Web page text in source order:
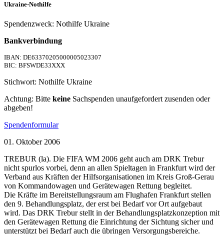
Ukraine-Nothilfe
Spendenzweck: Nothilfe Ukraine
Bankverbindung
IBAN: DE63370205000005023307
BIC: BFSWDE33XXX
Stichwort: Nothilfe Ukraine
Achtung: Bitte keine Sachspenden unaufgefordert zusenden oder
abgeben!
Spendenformular
01. Oktober 2006
TREBUR (la). Die FIFA WM 2006 geht auch am DRK Trebur
nicht spurlos vorbei, denn an allen Spieltagen in Frankfurt wird der
Verband aus Kräften der Hilfsorganisationen im Kreis Groß-Gerau
von Kommandowagen und Gerätewagen Rettung begleitet.
Die Kräfte im Bereitstellungsraum am Flughafen Frankfurt stellen
den 9. Behandlungsplatz, der erst bei Bedarf vor Ort aufgebaut
wird. Das DRK Trebur stellt in der Behandlungsplatzkonzeption mit
den Gerätewagen Rettung die Einrichtung der Sichtung sicher und
unterstützt bei Bedarf auch die übringen Versorgungsbereiche.